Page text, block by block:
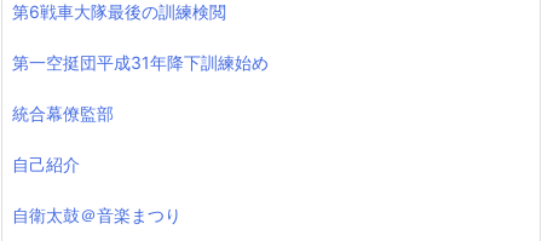
第6戦車大隊最後の訓練検閲
第一空挺団平成31年降下訓練始め
統合幕僚監部
自己紹介
自衛太鼓＠音楽まつり